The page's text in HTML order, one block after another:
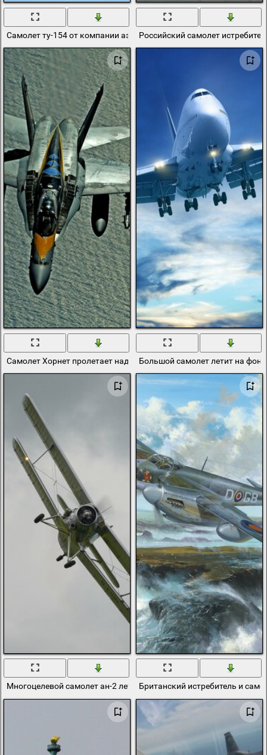
Самолет ту-154 от компании аэрофлотРоссийский самолет
Самолет Хорнет пролетает над моремБольшой самолет летит на
Многоцелевой самолет ан-2 летит в сером небеБританский истребитель и